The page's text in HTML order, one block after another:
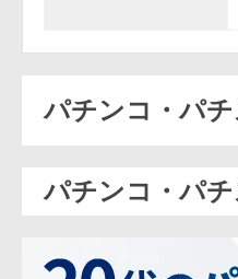
パチンコ・パ
パチンコ・パ